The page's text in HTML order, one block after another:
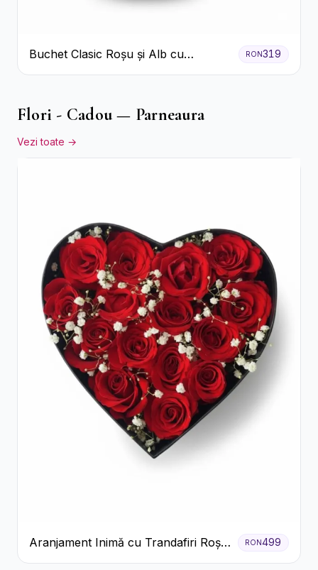
Buchet Clasic Roșu și Alb cu
Crizanteme
RON319
Flori - Cadou — Parneaura
Vezi toate →
Aranjament Inimă cu Trandafiri Roșii
și Floarea Miresei
RON499